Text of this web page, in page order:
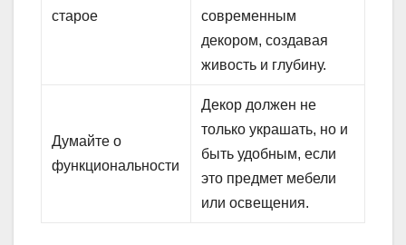
старое
современным
декором, создавая
живость и глубину.
Думайте о
функциональности
Декор должен не
только украшать, но и
быть удобным, если
это предмет мебели
или освещения.